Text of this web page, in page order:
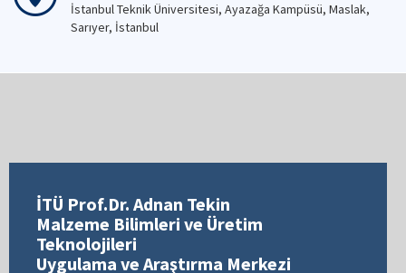
İstanbul Teknik Üniversitesi, Ayazağa Kampüsü, Maslak,
Sarıyer, İstanbul
İTÜ Prof.Dr. Adnan Tekin
Malzeme Bilimleri ve Üretim
Teknolojileri
Uygulama ve Araştırma Merkezi